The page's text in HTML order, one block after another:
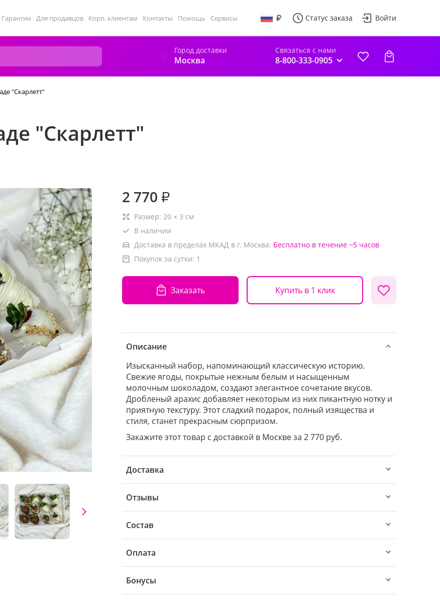
Гарантии Для продавцов Корп. клиентам Контакты Помощь Сервисы Статус заказа Войти
Город доставки
Москва
Связаться с нами
8-800-333-0905
"Скарлетт"
"Скарлетт"
2 770 ₽
Размер: 20 × 3 см
В наличии
Доставка в пределах МКАД в г. Москва: Бесплатно в течение ~5 часов
Покупок за сутки: 1
Заказать Купить в 1 клик
Описание
Изысканный набор, напоминающий классическую историю.
Свежие ягоды, покрытые нежным белым и насыщенным
молочным шоколадом, создают элегантное сочетание вкусов.
Дробленый арахис добавляет некоторым из них пикантную нотку и
приятную текстуру. Этот сладкий подарок, полный изящества и
стиля, станет прекрасным сюрпризом.
Закажите этот товар с доставкой в Москве за 2 770 руб.
Доставка
Отзывы
Состав
Оплата
Бонусы